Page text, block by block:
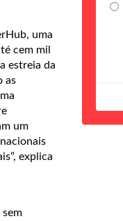
uma
cem mil
estreia da
as
um
explica